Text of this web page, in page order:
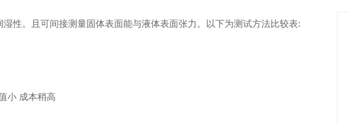
性。且可间接测量固体表面能与液体表面张力。以下为测试方法比较表:
小 成本稍高